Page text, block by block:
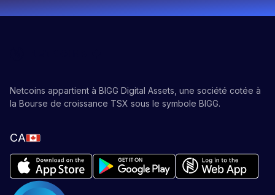
Netcoins appartient à BIGG Digital Assets, une société cotée à
la Bourse de croissance TSX sous le symbole BIGG.
CA